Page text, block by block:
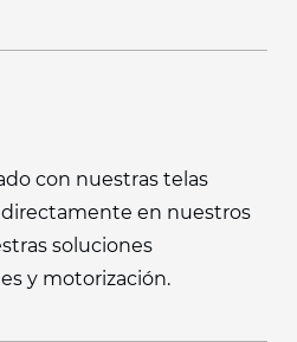
con nuestras telas
directamente en nuestros
soluciones
y motorización.